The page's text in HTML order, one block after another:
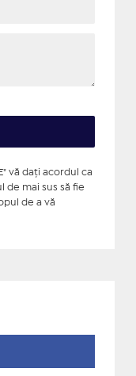
vă daţi acordul ca
mai sus să fie
de a vă